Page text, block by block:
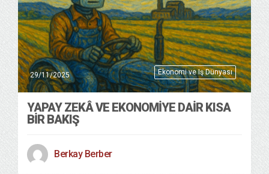
Ekonomi ve Iş Dünyası
29/11/2025
YAPAY ZEKÂ VE EKONOMIYE DAIR KISA
BIR BAKIŞ
Berkay Berber